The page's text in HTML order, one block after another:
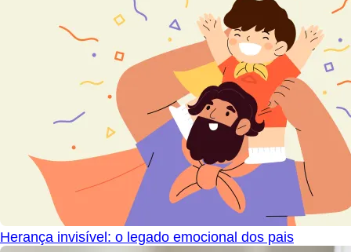
Herança invisível: o legado emocional dos pais